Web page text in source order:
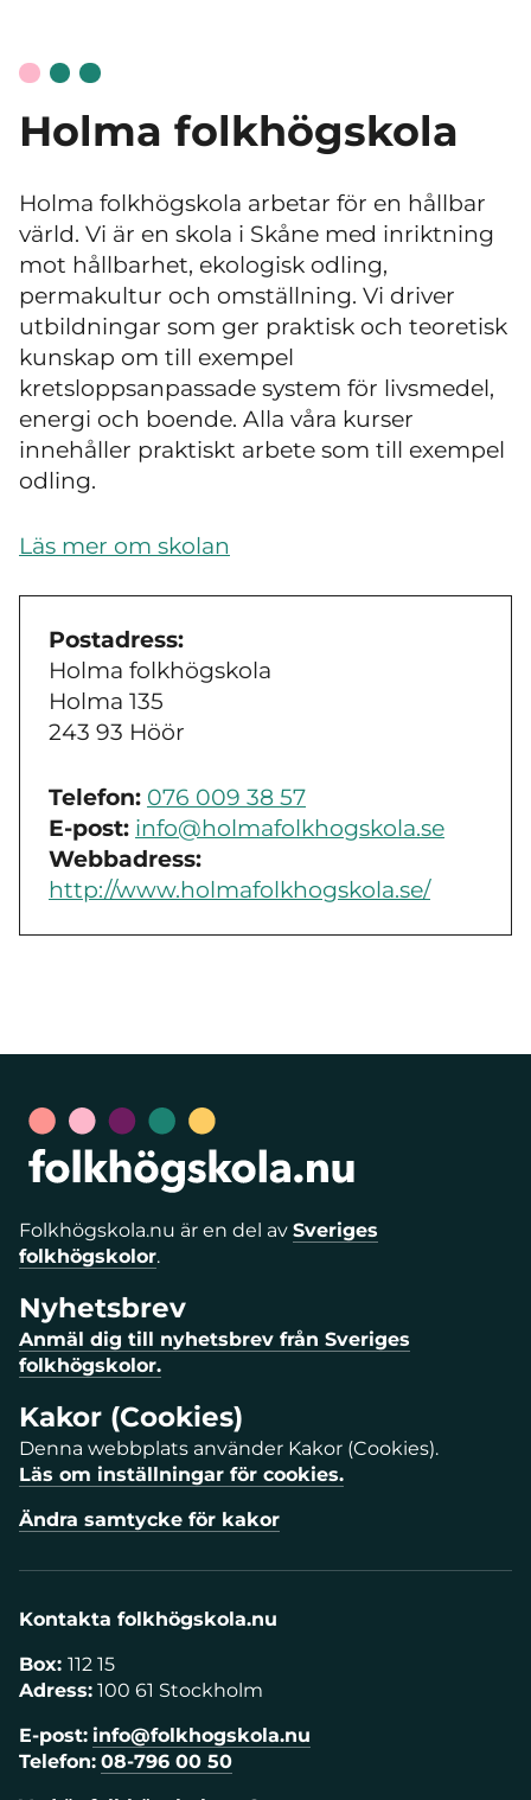
Holma folkhögskola
Holma folkhögskola arbetar för en hållbar
värld. Vi är en skola i Skåne med inriktning
mot hållbarhet, ekologisk odling,
permakultur och omställning. Vi driver
utbildningar som ger praktisk och teoretisk
kunskap om till exempel
kretsloppsanpassade system för livsmedel,
energi och boende. Alla våra kurser
innehåller praktiskt arbete som till exempel
odling.
Läs mer om skolan
Postadress:
Holma folkhögskola
Holma 135
243 93 Höör
Telefon: 076 009 38 57
E-post: info@holmafolkhogskola.se
Webbadress:
http://www.holmafolkhogskola.se/
Folkhögskola.nu är en del av Sveriges
folkhögskolor.
Nyhetsbrev
Anmäl dig till nyhetsbrev från Sveriges
folkhögskolor.
Kakor (Cookies)
Denna webbplats använder Kakor (Cookies).
Läs om inställningar för cookies.
Ändra samtycke för kakor
Kontakta folkhögskola.nu
Box: 112 15
Adress: 100 61 Stockholm
E-post: info@folkhogskola.nu
Telefon: 08-796 00 50